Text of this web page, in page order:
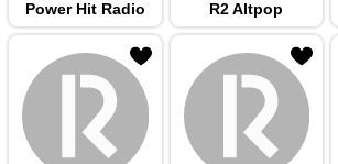
Power Hit Radio R2 Altpop